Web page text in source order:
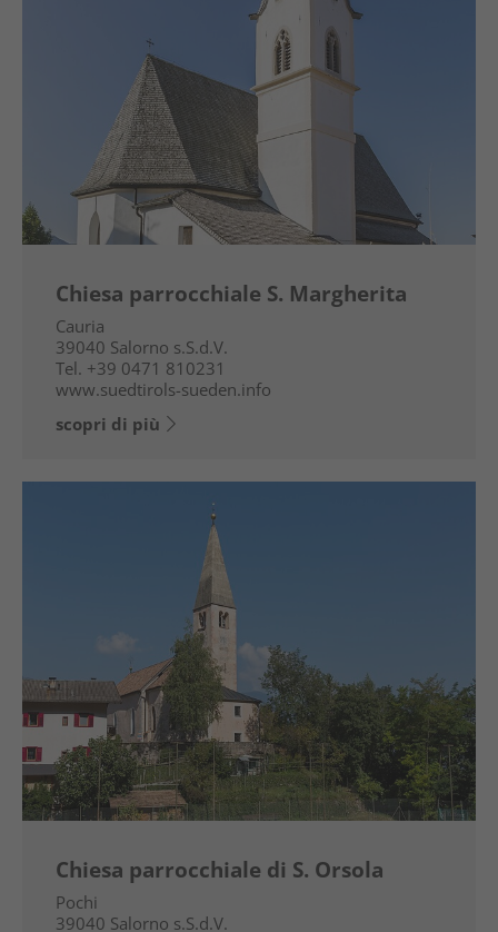
Chiesa parrocchiale S. Margherita
Cauria
39040 Salorno s.S.d.V.
Tel. +39 0471 810231
www.suedtirols-sueden.info
scopri di più
Chiesa parrocchiale di S. Orsola
Pochi
39040 Salorno s.S.d.V.